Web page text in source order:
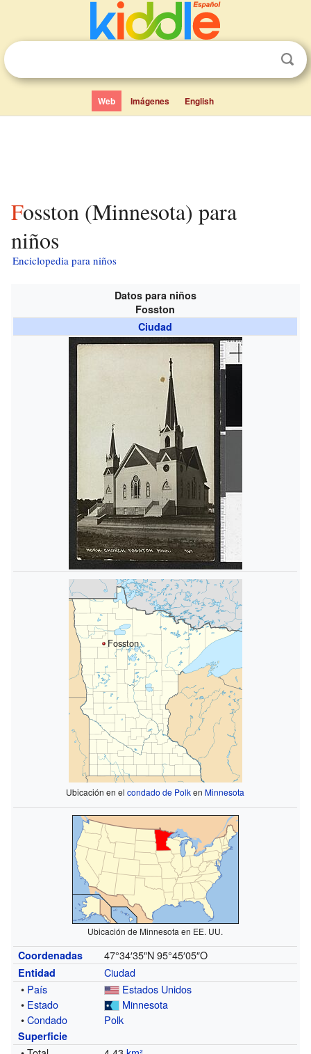
Web Imágenes English
Fosston (Minnesota) para
niños
Enciclopedia para niños
Datos para niños
Fosston
Ciudad
Fosston
Ubicación en elcondado de PolkenMinnesota
Ubicación de Minnesota en EE. UU.
Coordenadas 47°34′35″N 95°45′05″O
Entidad
Ciudad
• País
Estados Unidos
• Estado
Minnesota
•Condado Polk
Superficie